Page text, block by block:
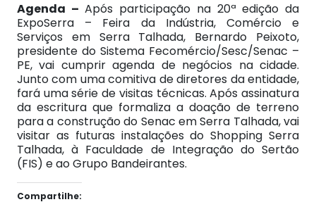
Agenda – Após participação na 20ª edição da
ExpoSerra – Feira da Indústria, Comércio e
Serviços em Serra Talhada, Bernardo Peixoto,
presidente do Sistema Fecomércio/Sesc/Senac –
PE, vai cumprir agenda de negócios na cidade.
Junto com uma comitiva de diretores da entidade,
fará uma série de visitas técnicas. Após assinatura
da escritura que formaliza a doação de terreno
para a construção do Senac em Serra Talhada, vai
visitar as futuras instalações do Shopping Serra
Talhada, à Faculdade de Integração do Sertão
(FIS) e ao Grupo Bandeirantes.
Compartilhe: